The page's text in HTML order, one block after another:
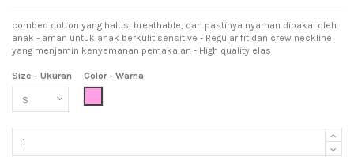
combed cotton yang halus, breathable, dan pastinya nyaman dipakai oleh
anak - aman untuk anak berkulit sensitive - Regular fit dan crew neckline
yang menjamin kenyamanan pemakaian - High quality elas
Size - Ukuran
Color - Warna